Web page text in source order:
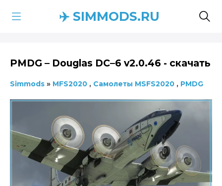
✈️ SIMMODS.RU
PMDG – Douglas DC–6 v2.0.46 - скачать
Simmods » MFS2020 , Самолеты MSFS2020 , PMDG